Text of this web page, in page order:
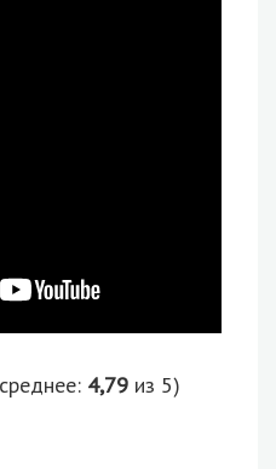
4,79 из 5)